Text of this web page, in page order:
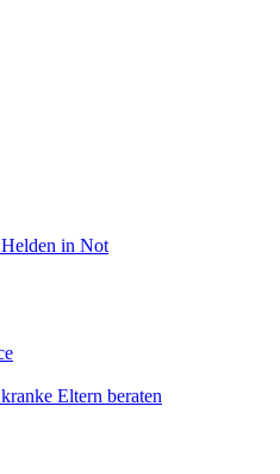
in Not
Eltern beraten